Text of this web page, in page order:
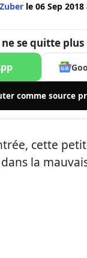
le 06 Sep 2018
ne se quitte plus
comme source
cette
la